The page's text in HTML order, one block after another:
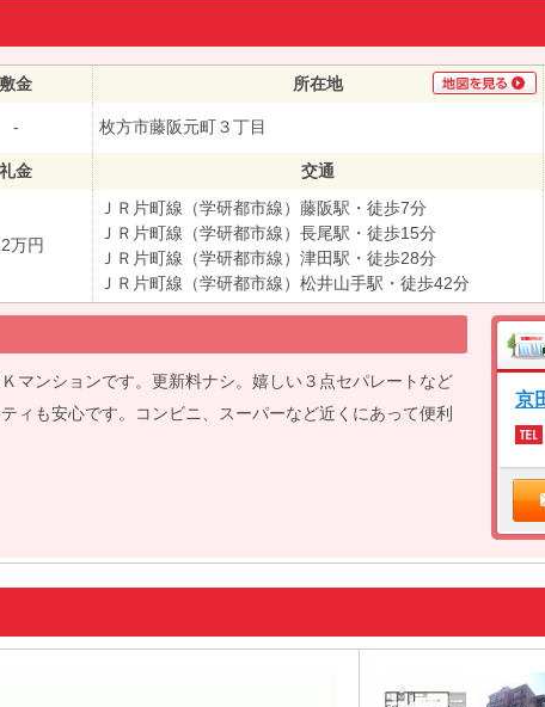
敷金 所在地
- 枚方市藤阪元町３丁目
礼金 交通
万円
ＪＲ片町線（学研都市線）藤阪駅・徒歩7分
ＪＲ片町線（学研都市線）長尾駅・徒歩15分
ＪＲ片町線（学研都市線）津田駅・徒歩28分
ＪＲ片町線（学研都市線）松井山手駅・徒歩42分
マンションです。更新料ナシ。嬉しい３点セパレートなど
ィも安心です。コンビニ、スーパーなど近くにあって便利
京